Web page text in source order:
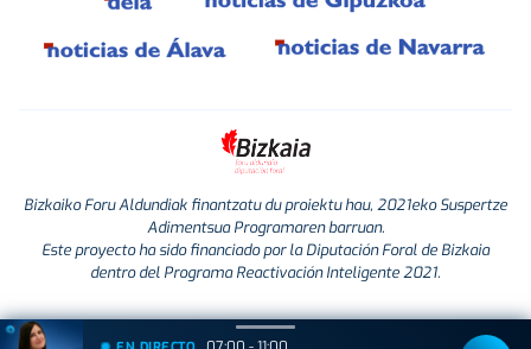
Bizkaiko Foru Aldundiak finantzatu du proiektu hau, 2021eko Suspertze
Adimentsua Programaren barruan.
Este proyecto ha sido financiado por la Diputación Foral de Bizkaia
dentro del Programa Reactivación Inteligente 2021.